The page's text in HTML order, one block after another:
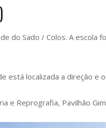
do Sado / Colos. A
está localizada a direção e
e Reprografia, Pavilhão